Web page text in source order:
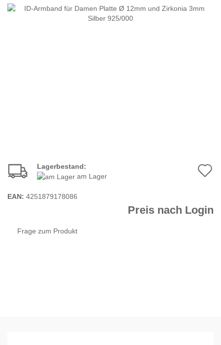
Lagerbestand:
am Lager
EAN: 4251879178086
Preis nach Login
Frage zum Produkt